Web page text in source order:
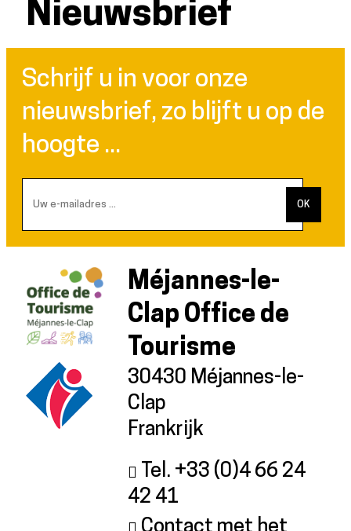
Nieuwsbrief
Schrijf u in voor onze
nieuwsbrief, zo blijft u op de
hoogte ...
Méjannes-le-
Clap Office de
Tourisme
30430 Méjannes-le-
Clap
Frankrijk
Tel. +33 (0)4 66 24
42 41